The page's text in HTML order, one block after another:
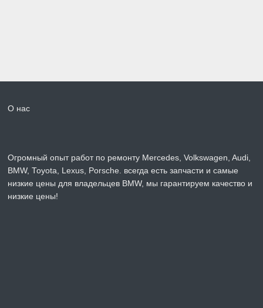
О нас
Огромный опыт работ по ремонту Mercedes, Volkswagen, Audi,
BMW, Toyota, Lexus, Porsche. всегда есть запчасти и самые
низкие цены для владельцев BMW, мы гарантируем качество и
низкие цены!